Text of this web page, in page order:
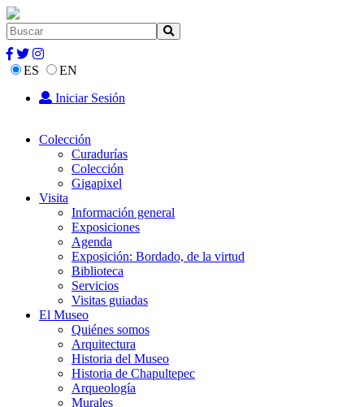
ES
EN
Iniciar Sesión
Colección
Curadurías
Colección
Gigapixel
Visita
Información general
Exposiciones
Agenda
Exposición: Bordado, de la virtud
Biblioteca
Servicios
Visitas guiadas
El Museo
Quiénes somos
Arquitectura
Historia del Museo
Historia de Chapultepec
Arqueología
Murales